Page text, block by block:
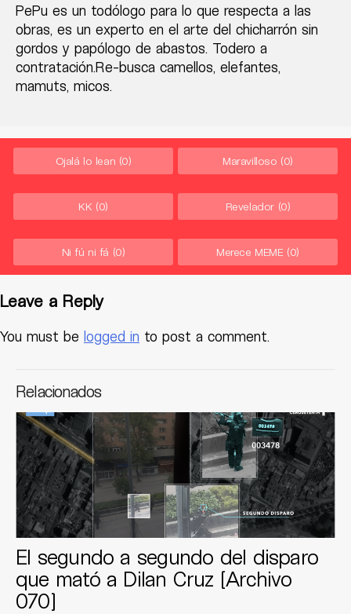
PePu es un todólogo para lo que respecta a las
obras, es un experto en el arte del chicharrón sin
gordos y papólogo de abastos. Todero a
contratación.Re-busca camellos, elefantes,
mamuts, micos.
Ojalá lo lean (0) Maravilloso (0)
KK (0) Revelador (0)
Ni fú ni fá (0) Merece MEME (0)
Leave a Reply
You must be logged in to post a comment.
Relacionados
El segundo a segundo del disparo
que mató a Dilan Cruz [Archivo
070]